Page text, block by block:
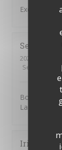
Excellent
Severine
2026-07-30
-
Servicio
Bonne
La
Irina